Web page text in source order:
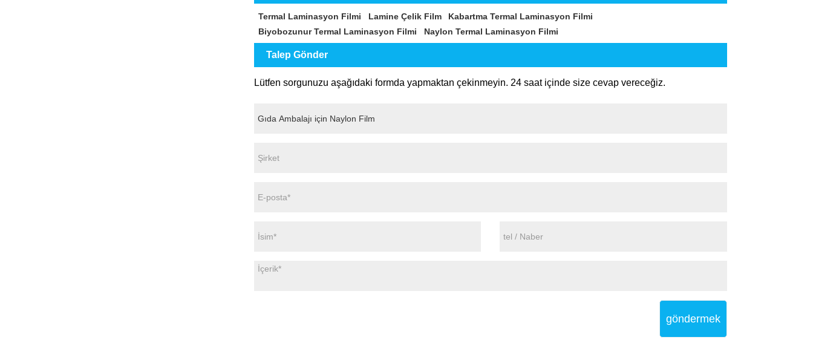
Termal Laminasyon Filmi Lamine Çelik Film
Kabartma Termal Laminasyon Filmi
Biyobozunur Termal Laminasyon Filmi
Naylon Termal Laminasyon Filmi
Talep Gönder
Lütfen sorgunuzu aşağıdaki formda yapmaktan çekinmeyin. 24 saat içinde size cevap vereceğiz.
göndermek